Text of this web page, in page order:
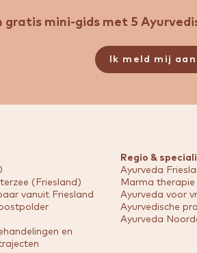
gratis mini-gids met 5
Ik meld mij aan
(Friesland)
vanuit Friesland
en
Regio &
Ayurveda
Marma therapie
Ayurveda voor
Ayurvedische
Ayurveda